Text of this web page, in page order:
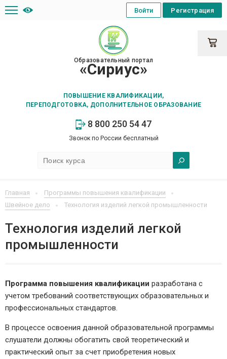
Образовательный портал
«Сириус»
ПОВЫШЕНИЕ КВАЛИФИКАЦИИ,
ПЕРЕПОДГОТОВКА, ДОПОЛНИТЕЛЬНОЕ ОБРАЗОВАНИЕ
8 800 250 54 47
Звонок по России бесплатный
Регистрация
Войти
Главная
Программы повышения квалификации
Швейное дело
Технология изделий легкой промышленности
Технология изделий легкой
промышленности
Программа повышения квалификации разработана с
учетом требований соответствующих образовательных и
профессиональных стандартов.
В процессе освоения данной образовательной программы
слушатели должны обогатить свой теоретический и
практический опыт за счет приобретения новых